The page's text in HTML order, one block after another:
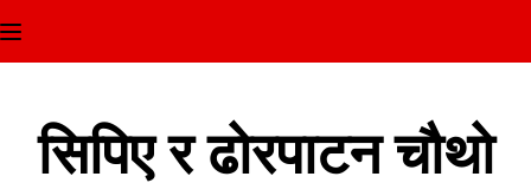
सिपिए र ढोरपाटन चौथो